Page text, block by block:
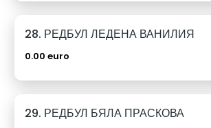
28. РЕДБУЛ ЛЕДЕНА ВАНИЛИЯ
0.00 euro
29. РЕДБУЛ БЯЛА ПРАСКОВА